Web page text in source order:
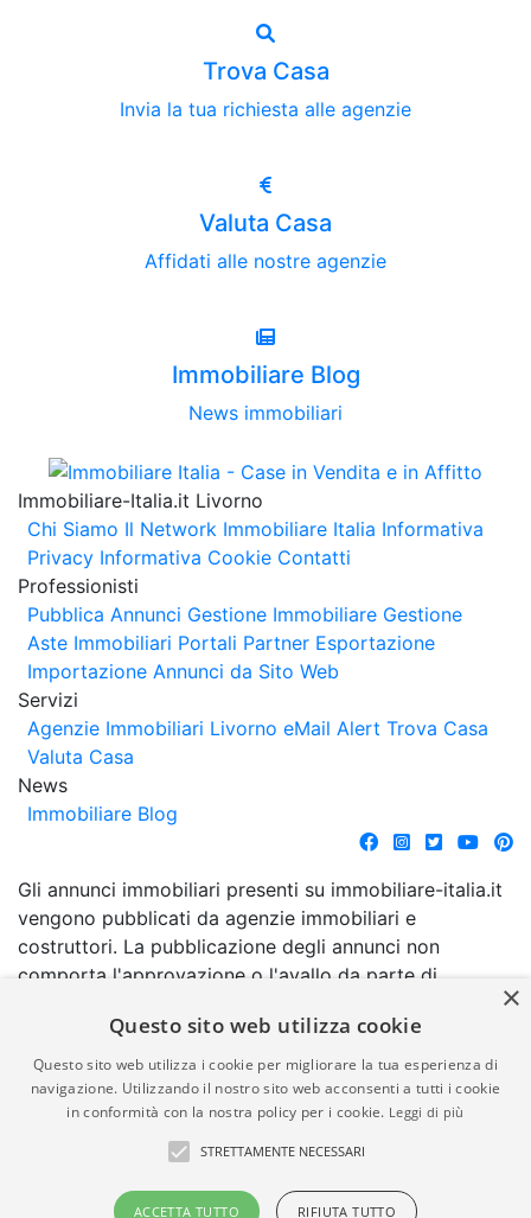
Trova Casa
Invia la tua richiesta alle agenzie
Valuta Casa
Affidati alle nostre agenzie
Immobiliare Blog
News immobiliari
Immobiliare-Italia.it Livorno
Chi Siamo Il Network Immobiliare Italia Informativa
Privacy Informativa Cookie Contatti
Professionisti
Pubblica Annunci Gestione Immobiliare Gestione
Aste Immobiliari Portali Partner Esportazione
Importazione Annunci da Sito Web
Servizi
Agenzie Immobiliari Livorno eMail Alert Trova Casa
Valuta Casa
News
Immobiliare Blog
Gli annunci immobiliari presenti su immobiliare-italia.it
vengono pubblicati da agenzie immobiliari e
costruttori. La pubblicazione degli annunci non
comporta l'approvazione o l'avallo da parte di
garanzia da parte di quest'ultima. immobiliare-italia.it
quindi non è responsabile della veridicità, della
correttezza, della completezza, della normativa in
materia di privacy e/o di alcun altro aspetto dei
suddetti annunci.
© Copyright 2007 - 2026
Powered by
×
Questo sito web utilizza cookie
Questo sito web utilizza i cookie per migliorare la tua esperienza di
navigazione. Utilizzando il nostro sito web acconsenti a tutti i cookie
in conformità con la nostra policy per i cookie. Leggi di più
STRETTAMENTE NECESSARI
ACCETTA TUTTO RIFIUTA TUTTO